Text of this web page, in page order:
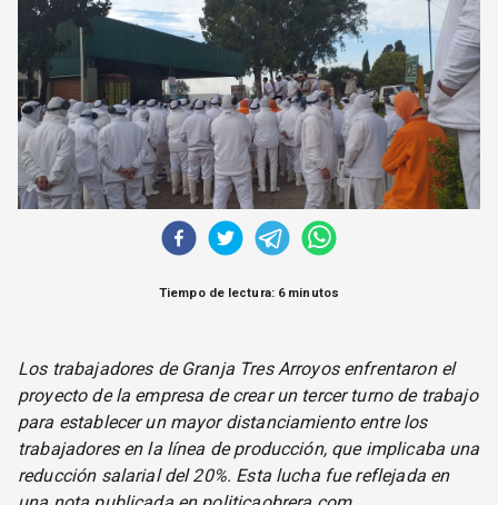
ARCHIVO
DECLARACIONES
OPINIÓN
ALTAMIRA RESPONDE
Política Obrera Revista
CONTACTO
Tiempo de lectura: 6 minutos
Los trabajadores de Granja Tres Arroyos enfrentaron el
proyecto de la empresa de crear un tercer turno de trabajo
para establecer un mayor distanciamiento entre los
trabajadores en la línea de producción, que implicaba una
reducción salarial del 20%. Esta lucha fue reflejada en